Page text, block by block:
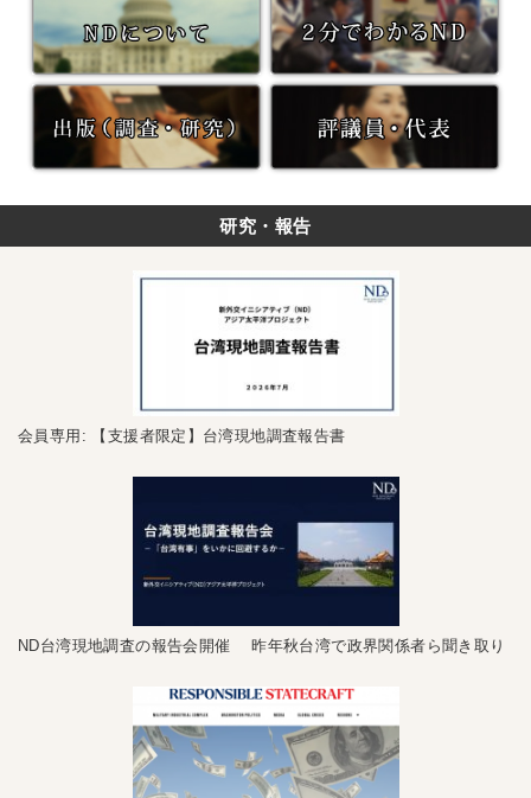
研究・報告
会員専用: 【支援者限定】台湾現地調査報告書
ND台湾現地調査の報告会開催 昨年秋台湾で政界関係者ら聞き取り